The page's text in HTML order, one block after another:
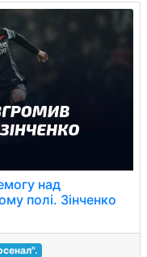
над
полі. Зінченко